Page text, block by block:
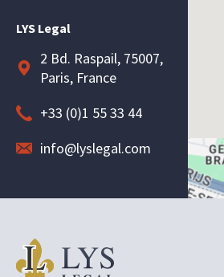
LYS Legal
2 Bd. Raspail, 75007,
Paris, France
+33 (0)1 55 33 44
info@lyslegal.com